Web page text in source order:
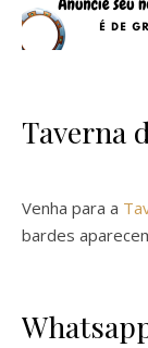
Taverna
Venha para a
bardes